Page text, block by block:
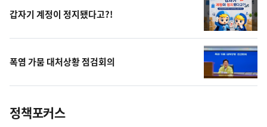
갑자기 계정이 정지됐다고?!
폭염 가뭄 대처상황 점검회의
정책포커스